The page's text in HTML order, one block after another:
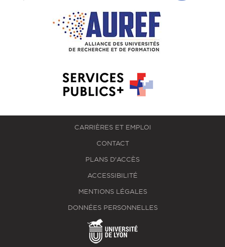
CARRIÈRES ET EMPLOI
CONTACT
PLANS D'ACCÈS
ACCESSIBILITÉ
MENTIONS LÉGALES
DONNÉES PERSONNELLES